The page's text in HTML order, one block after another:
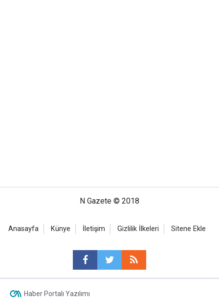
N Gazete © 2018
Anasayfa Künye İletişim Gizlilik İlkeleri Sitene Ekle
Haber Portalı Yazılımı